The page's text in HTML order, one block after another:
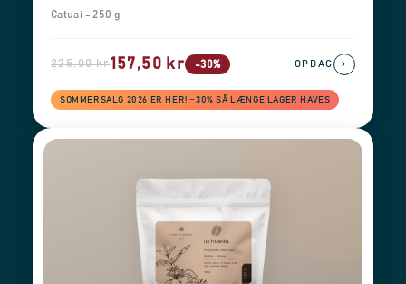
Catuai - 250 g
225,00 kr157,50 kr -30%
SOMMERSALG 2026 ER HER! −30% SÅ LÆNGE LAGER HAVES
OPDAG ›